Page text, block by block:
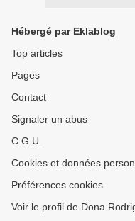
Hébergé par Eklablog
Top articles
Pages
Contact
Signaler un abus
C.G.U.
Cookies et données
Préférences cookies
Voir le profil de Dona